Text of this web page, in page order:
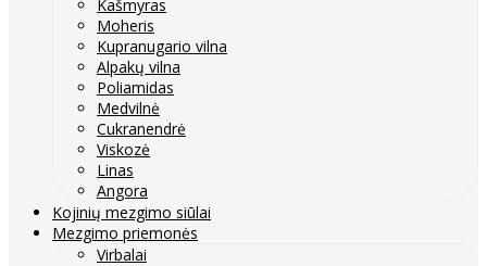
Kašmyras
Moheris
Kupranugario vilna
Alpakų vilna
Poliamidas
Medvilnė
Cukranendrė
Viskozė
Linas
Angora
Kojinių mezgimo siūlai
Mezgimo priemonės
Virbalai